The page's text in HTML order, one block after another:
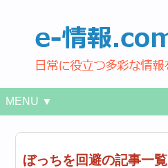
MENU ▼
ぼっちを回避の記事一覧